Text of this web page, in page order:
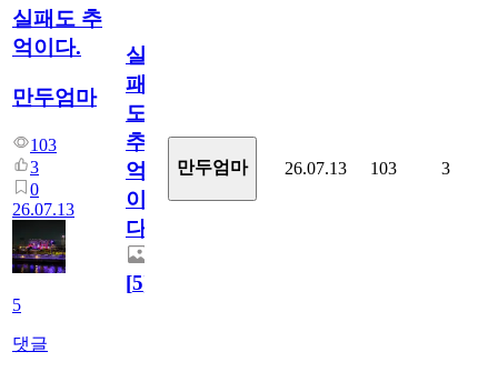
실패도 추
억이다.
만두엄마
103
3
0
26.07.13
5
댓글
실
패
도
추
억
이
다.
[5]
만두엄마 26.07.13 103 3